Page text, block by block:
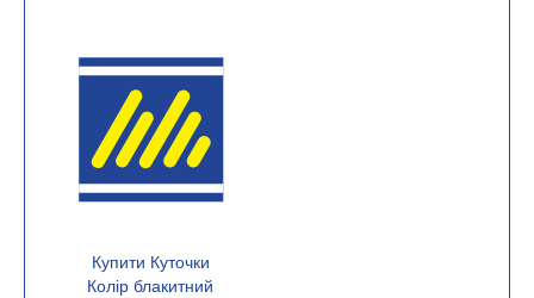
Купити Куточки
Колір блакитний